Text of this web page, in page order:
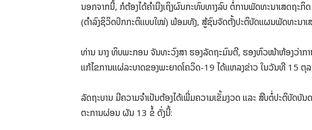
ນອກຈາກນີ້, ກໍຕ້ອງໄດ້ຄຳນຶງເຖິງຜົນກະທົບທາງລົບ ຕໍ່ການພັດທະນາເສດຖະກິ
(ດຳລົງຊິວິດປົກກະຕິແບບໃໝ່) ພ້ອມທັງ, ສູ້ຊົນຈັດຕັ້ງປະຕິບັດແຜນພັດທະນາເ
ທ່ານ ນາງ ທິບພະກອນ ຈັນທະວົງສາ ຮອງລັດຖະມົນຕີ, ຮອງຫົວໜ້າຫ້ອງວ່າກ
ແກ້ໄຂການແຜ່ລະບາດຂອງພະຍາດໂຄວິດ-19 ໄດ້ແຫລງຂ່າວ ໃນວັນທີ 15 ຕຸ
ລັດຖະບານ ມີຄວາມຈຳເປັນຕ້ອງໄດ້ເພີ່ມຄວາມເຂັ້ມງວດ ແລະ ສືບຕໍ່ປະຕິບັດບັ
ຕະການຜ່ອນ ຜັນ 13 ຂໍ້ ດັ່ງນີ້: